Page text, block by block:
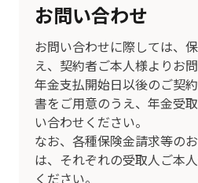
お問い合わせ
お問い合わせに際しては、
え、契約者ご本人様よりお
年金支払開始日以後のご契
書をご用意のうえ、年金受
い合わせください。
なお、各種保険金請求等の
は、それぞれの受取人ご本
ください。